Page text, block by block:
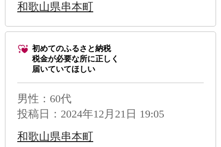
和歌山県串本町
初めてのふるさと納税
税金が必要な所に正しく
届いていてほしい
男性 ：60代
投稿日：2024年12月21日 19:05
和歌山県串本町